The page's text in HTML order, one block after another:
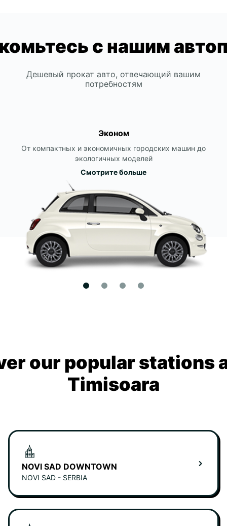
с нашим
Дешевый прокат авто, отвечающий вашим
потребностям
Эконом
От компактных и экономичных городских машин до
экологичных моделей
Смотрите больше
our popular stations
Timisoara
NOVI SAD DOWNTOWN
NOVI SAD - SERBIA